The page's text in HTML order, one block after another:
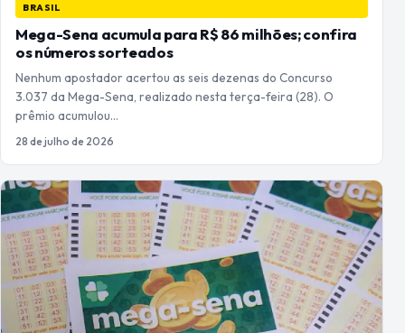
BRASIL
Mega-Sena acumula para R$ 86 milhões; confira
os números sorteados
Nenhum apostador acertou as seis dezenas do Concurso
3.037 da Mega-Sena, realizado nesta terça-feira (28). O
prêmio acumulou…
28 de julho de 2026